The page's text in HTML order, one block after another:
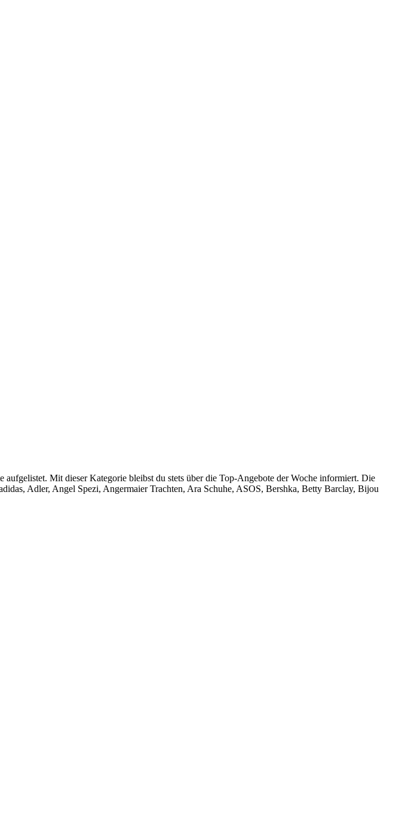
Mit dieser Kategorie bleibst du stets über die Top-Angebote der Woche informiert. Die
Adler, Angel Spezi, Angermaier Trachten, Ara Schuhe, ASOS, Bershka, Betty Barclay, Bijou